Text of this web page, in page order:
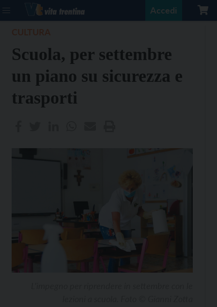
Accedi
Scuola, per settembre
un piano su sicurezza e
trasporti